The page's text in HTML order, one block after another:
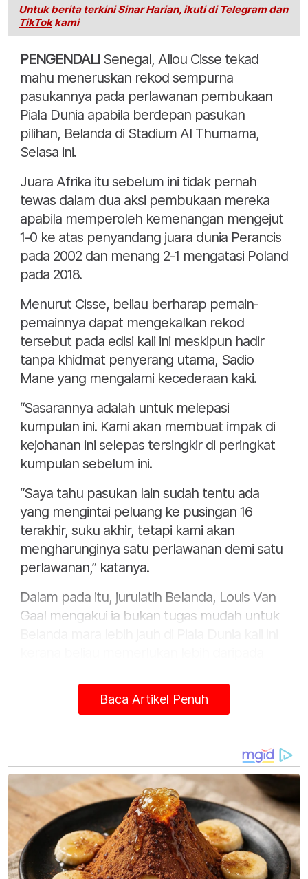
Untuk berita terkini Sinar Harian, ikuti di Telegramdan
TikTokkami
PENGENDALI Senegal, Aliou Cisse tekad
mahu meneruskan rekod sempurna
pasukannya pada perlawanan pembukaan
Piala Dunia apabila berdepan pasukan
pilihan, Belanda di Stadium Al Thumama,
Selasa ini.
Juara Afrika itu sebelum ini tidak pernah
tewas dalam dua aksi pembukaan mereka
apabila memperoleh kemenangan mengejut
1-0 ke atas penyandang juara dunia Perancis
pada 2002 dan menang 2-1 mengatasi Poland
pada 2018.
Menurut Cisse, beliau berharap pemain-
pemainnya dapat mengekalkan rekod
tersebut pada edisi kali ini meskipun hadir
tanpa khidmat penyerang utama, Sadio
Mane yang mengalami kecederaan kaki.
“Sasarannya adalah untuk melepasi
kumpulan ini. Kami akan membuat impak di
kejohanan ini selepas tersingkir di peringkat
kumpulan sebelum ini.
“Saya tahu pasukan lain sudah tentu ada
yang mengintai peluang ke pusingan 16
terakhir, suku akhir, tetapi kami akan
mengharunginya satu perlawanan demi satu
perlawanan,” katanya.
Dalam pada itu, jurulatih Belanda, Louis Van
Gaal mengakui ia bukan tugas mudah untuk
trofi buat kali pertama bersama The Oranje.
Baca Artikel Penuh